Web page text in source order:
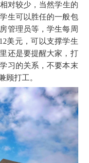
对较少，当然学生的
生可以胜任的一般包
管理员等，学生每周
美元，可以支撑学生
还是要提醒大家，打
习的关系，不要本末
顾打工。